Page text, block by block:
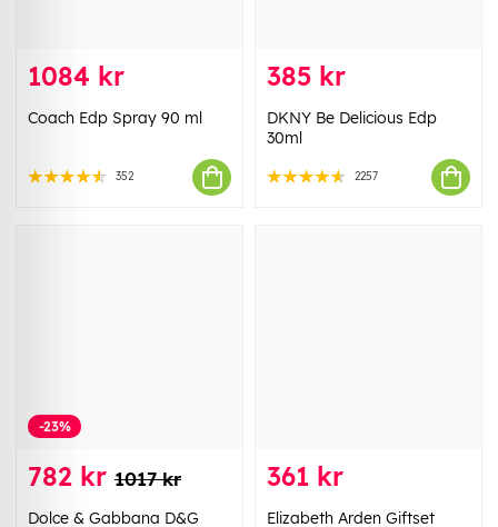
1084 kr
Coach Edp Spray 90 ml
352
385 kr
DKNY Be Delicious Edp
30ml
2257
-23%
782 kr 1017 kr
Dolce & Gabbana D&G
361 kr
Elizabeth Arden Giftset